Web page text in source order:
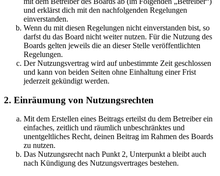
und erklärst dich mit den nachfolgenden Regelungen
einverstanden.
Wenn du mit diesen Regelungen nicht einverstanden bist, so
darfst du das Board nicht weiter nutzen. Für die Nutzung des
Boards gelten jeweils die an dieser Stelle veröffentlichten
Regelungen.
Der Nutzungsvertrag wird auf unbestimmte Zeit geschlossen
und kann von beiden Seiten ohne Einhaltung einer Frist
jederzeit gekündigt werden.
2. Einräumung von Nutzungsrechten
Mit dem Erstellen eines Beitrags erteilst du dem Betreiber ein
einfaches, zeitlich und räumlich unbeschränktes und
unentgeltliches Recht, deinen Beitrag im Rahmen des Boards
zu nutzen.
Das Nutzungsrecht nach Punkt 2, Unterpunkt a bleibt auch
nach Kündigung des Nutzungsvertrages bestehen.